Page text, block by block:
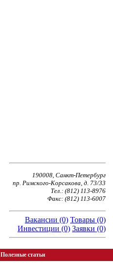
190008, Санкт-Петербург
пр. Римского-Корсакова, д. 73/33
Тел.: (812) 113-8976
Факс: (812) 113-6007
Вакансии (0) Товары (0)
Инвестиции (0) Заявки (0)
Полезные статьи